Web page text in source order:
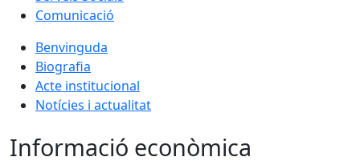
Comunicació
Benvinguda
Biografia
Acte institucional
Notícies i actualitat
Informació econòmica